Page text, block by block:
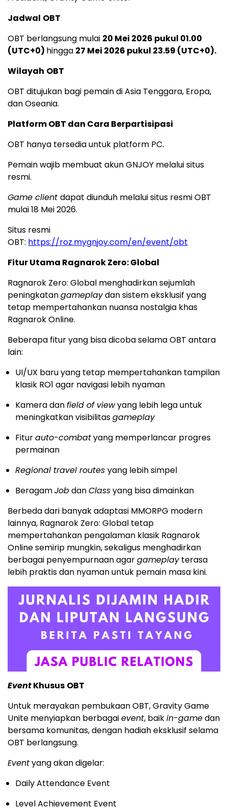
Jadwal OBT
OBT berlangsung mulai 20 Mei 2026 pukul 01.00
(UTC+0) hingga 27 Mei 2026 pukul 23.59 (UTC+0).
Wilayah OBT
OBT ditujukan bagi pemain di Asia Tenggara, Eropa,
dan Oseania.
Platform OBT dan Cara Berpartisipasi
OBT hanya tersedia untuk platform PC.
Pemain wajib membuat akun GNJOY melalui situs
resmi.
Game client dapat diunduh melalui situs resmi OBT
mulai 18 Mei 2026.
Situs resmi
OBT: https://roz.mygnjoy.com/en/event/obt
Fitur Utama Ragnarok Zero: Global
Ragnarok Zero: Global menghadirkan sejumlah
peningkatangameplaydan sistem eksklusif yang
tetap mempertahankan nuansa nostalgia khas
Ragnarok Online.
Beberapa fitur yang bisa dicoba selama OBT antara
lain:
UI/UX baru yang tetap mempertahankan tampilan
klasik RO1 agar navigasi lebih nyaman
Kamera danfield of viewyang lebih lega untuk
meningkatkan visibilitasgameplay
Fiturauto-combatyang memperlancar progres
permainan
Regional travel routes yang lebih simpel
BeragamJobdanClassyang bisa dimainkan
Berbeda dari banyak adaptasi MMORPG modern
lainnya, Ragnarok Zero: Global tetap
mempertahankan pengalaman klasik Ragnarok
Online semirip mungkin, sekaligus menghadirkan
berbagai penyempurnaan agargameplayterasa
lebih praktis dan nyaman untuk pemain masa kini.
EventKhusus OBT
Untuk merayakan pembukaan OBT, Gravity Game
Unite menyiapkan berbagaievent, baikin-gamedan
bersama komunitas, dengan hadiah eksklusif selama
OBT berlangsung.
Eventyang akan digelar:
Daily Attendance Event
Level Achievement Event